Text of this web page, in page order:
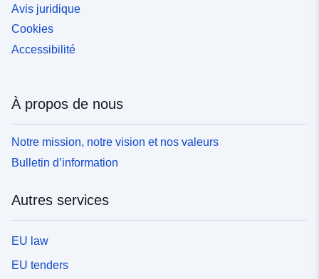
Avis juridique
Cookies
Accessibilité
À propos de nous
Notre mission, notre vision et nos valeurs
Bulletin d’information
Autres services
EU law
EU tenders